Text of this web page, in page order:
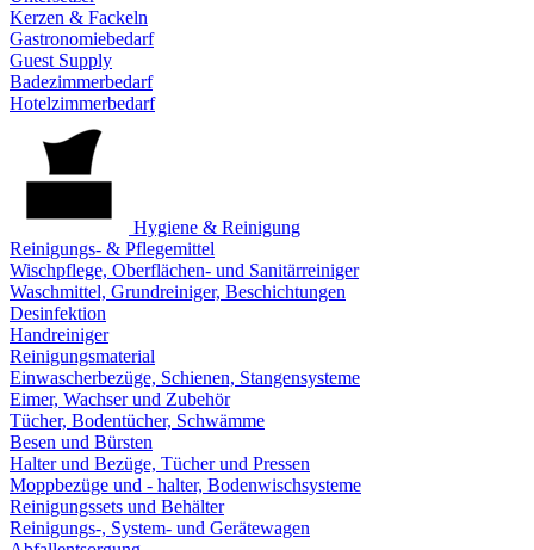
Kerzen & Fackeln
Gastronomiebedarf
Guest Supply
Badezimmerbedarf
Hotelzimmerbedarf
Hygiene & Reinigung
Reinigungs- & Pflegemittel
Wischpflege, Oberflächen- und Sanitärreiniger
Waschmittel, Grundreiniger, Beschichtungen
Desinfektion
Handreiniger
Reinigungsmaterial
Einwascherbezüge, Schienen, Stangensysteme
Eimer, Wachser und Zubehör
Tücher, Bodentücher, Schwämme
Besen und Bürsten
Halter und Bezüge, Tücher und Pressen
Moppbezüge und - halter, Bodenwischsysteme
Reinigungssets und Behälter
Reinigungs-, System- und Gerätewagen